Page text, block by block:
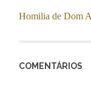
Homilia de Dom
COMENTÁRIOS